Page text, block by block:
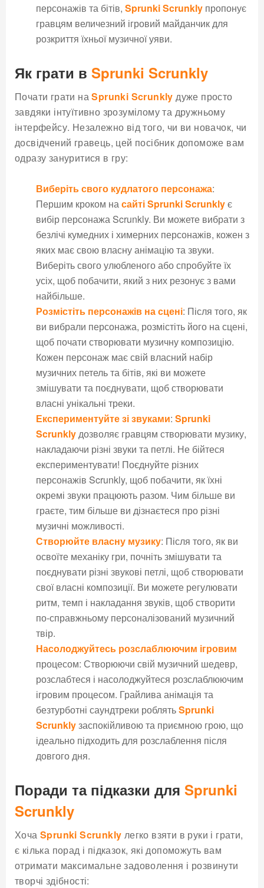
персонажів та бітів, Sprunki Scrunkly пропонує
гравцям величезний ігровий майданчик для
розкриття їхньої музичної уяви.
Як грати в Sprunki Scrunkly
Почати грати наSprunki Scrunkly дуже просто
завдяки інтуїтивно зрозумілому та дружньому
інтерфейсу. Незалежно від того, чи ви новачок, чи
досвідчений гравець, цей посібник допоможе вам
одразу зануритися в гру:
Виберіть свого кудлатого персонажа:
Першим кроком насайті Sprunki Scrunklyє
вибір персонажа Scrunkly. Ви можете вибрати з
безлічі кумедних і химерних персонажів, кожен з
яких має свою власну анімацію та звуки.
Виберіть свого улюбленого або спробуйте їх
усіх, щоб побачити, який з них резонує з вами
найбільше.
Розмістіть персонажів на сцені: Після того, як
ви вибрали персонажа, розмістіть його на сцені,
щоб почати створювати музичну композицію.
Кожен персонаж має свій власний набір
музичних петель та бітів, які ви можете
змішувати та поєднувати, щоб створювати
власні унікальні треки.
Експериментуйте зі звуками: Sprunki
Scrunklyдозволяє гравцям створювати музику,
накладаючи різні звуки та петлі. Не бійтеся
експериментувати! Поєднуйте різних
персонажів Scrunkly, щоб побачити, як їхні
окремі звуки працюють разом. Чим більше ви
граєте, тим більше ви дізнаєтеся про різні
музичні можливості.
Створюйте власну музику: Після того, як ви
освоїте механіку гри, почніть змішувати та
поєднувати різні звукові петлі, щоб створювати
свої власні композиції. Ви можете регулювати
ритм, темп і накладання звуків, щоб створити
по-справжньому персоналізований музичний
твір.
Насолоджуйтесь розслаблюючим ігровим
процесом: Створюючи свій музичний шедевр,
розслабтеся і насолоджуйтеся розслаблюючим
ігровим процесом. Грайлива анімація та
безтурботні саундтреки роблятьSprunki
Scrunklyзаспокійливою та приємною грою, що
ідеально підходить для розслаблення після
довгого дня.
Поради та підказки для Sprunki
Scrunkly
Хоча Sprunki Scrunkly легко взяти в руки і грати,
є кілька порад і підказок, які допоможуть вам
отримати максимальне задоволення і розвинути
творчі здібності: